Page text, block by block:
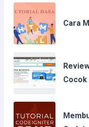
Cara